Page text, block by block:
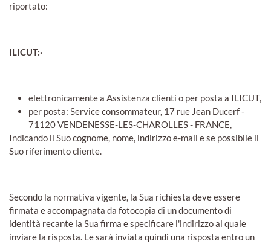
riportato:
ILICUT:·
elettronicamente a Assistenza clienti o per posta a ILICUT,
per posta: Service consommateur, 17 rue Jean Ducerf -
71120 VENDENESSE-LES-CHAROLLES - FRANCE,
Indicando il Suo cognome, nome, indirizzo e-mail e se possibile il
Suo riferimento cliente.
Secondo la normativa vigente, la Sua richiesta deve essere
firmata e accompagnata da fotocopia di un documento di
identità recante la Sua firma e specificare l'indirizzo al quale
inviare la risposta. Le sarà inviata quindi una risposta entro un